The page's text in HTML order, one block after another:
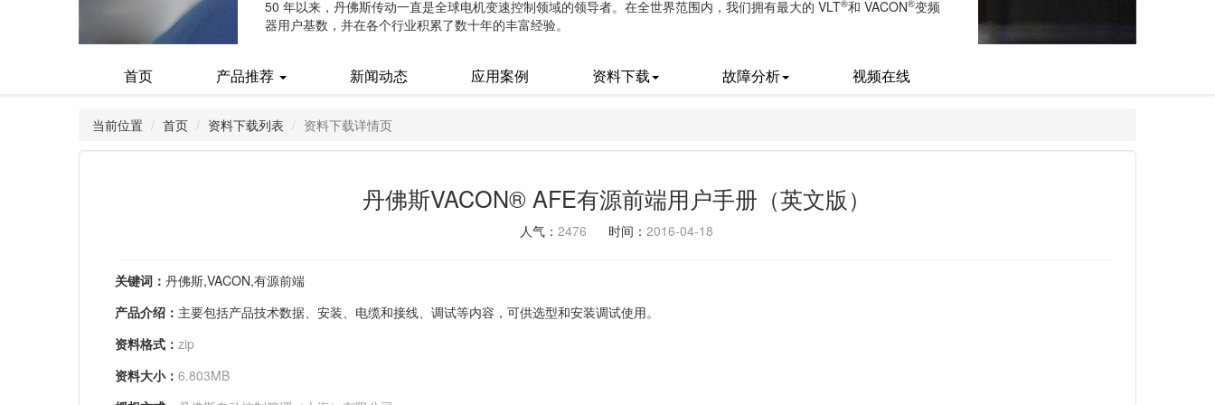
50 年以来，丹佛斯传动一直是全球电机变速控制领域的领导者。在全世界范围内，我们拥有最大的 VLT®和 VACON®变频
器用户基数，并在各个行业积累了数十年的丰富经验。
首页(current) 产品推荐 新闻动态 应用案例 资料下载 故障分析 视频在线
当前位置 首页 资料下载列表 资料下载详情页
丹佛斯VACON® AFE有源前端用户手册（英文版）
人气： 2476 时间： 2016-04-18
关键词： 丹佛斯,VACON,有源前端
产品介绍： 主要包括产品技术数据、安装、电缆和接线、调试等内容，可供选型和安装调试使用。
资料格式： zip
资料大小： 6.803MB